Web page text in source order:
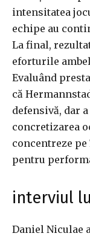
intensitatea
echipe au
La final,
eforturile
Evaluând
că
defensivă, dar
concretizarea
concentreze
pentru
interviul
Daniel Niculae